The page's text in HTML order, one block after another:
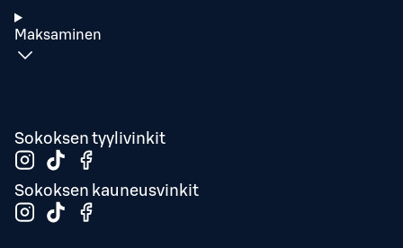
Maksaminen
Sokoksen tyylivinkit
Sokoksen kauneusvinkit